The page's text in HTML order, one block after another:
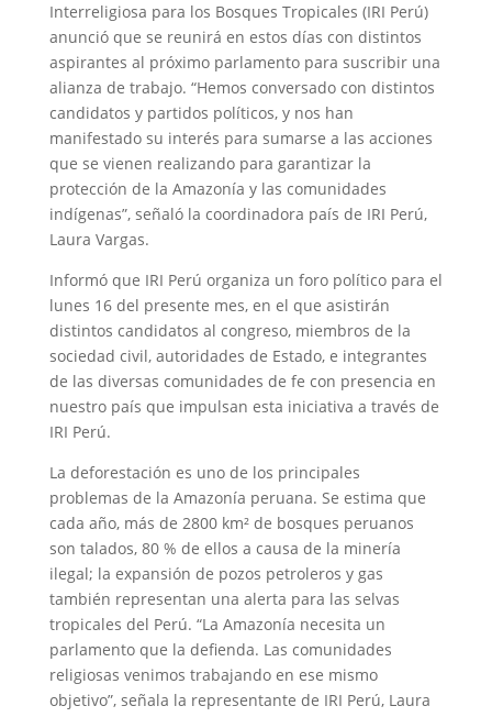
Interreligiosa para los Bosques Tropicales (IRI Perú)
anunció que se reunirá en estos días con distintos
aspirantes al próximo parlamento para suscribir una
alianza de trabajo. “Hemos conversado con distintos
candidatos y partidos políticos, y nos han
manifestado su interés para sumarse a las acciones
que se vienen realizando para garantizar la
protección de la Amazonía y las comunidades
indígenas”, señaló la coordinadora país de IRI Perú,
Laura Vargas.
Informó que IRI Perú organiza un foro político para el
lunes 16 del presente mes, en el que asistirán
distintos candidatos al congreso, miembros de la
sociedad civil, autoridades de Estado, e integrantes
de las diversas comunidades de fe con presencia en
nuestro país que impulsan esta iniciativa a través de
IRI Perú.
La deforestación es uno de los principales
problemas de la Amazonía peruana. Se estima que
cada año, más de 2800 km² de bosques peruanos
son talados, 80 % de ellos a causa de la minería
ilegal; la expansión de pozos petroleros y gas
también representan una alerta para las selvas
tropicales del Perú. “La Amazonía necesita un
parlamento que la defienda. Las comunidades
religiosas venimos trabajando en ese mismo
objetivo”, señala la representante de IRI Perú, Laura